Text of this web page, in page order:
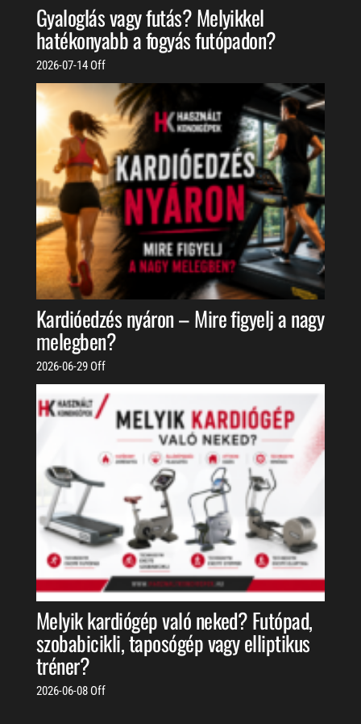
Gyaloglás vagy futás? Melyikkel
hatékonyabb a fogyás futópadon?
2026-07-14 Off
Kardióedzés nyáron – Mire figyelj a nagy
melegben?
2026-06-29 Off
Melyik kardiógép való neked? Futópad,
szobabicikli, taposógép vagy elliptikus
tréner?
2026-06-08 Off